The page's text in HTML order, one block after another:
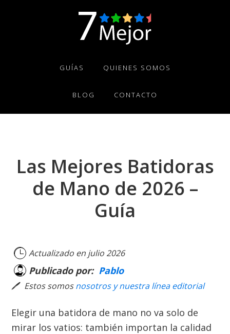
GUÍAS QUIENES SOMOS
BLOG CONTACTO
Las Mejores Batidoras
de Mano de 2026 –
Guía
Actualizado en julio 2026
Publicado por: Pablo
🖊 Estos somosnosotros y nuestra línea editorial
Elegir una batidora de mano no va solo de
mirar los vatios: también importan la calidad